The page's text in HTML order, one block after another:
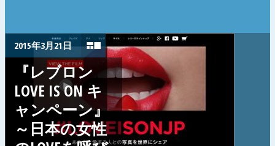
2015年3月21日
『レブロン
LOVE IS ON キ
ャンペーン』
～日本の女性